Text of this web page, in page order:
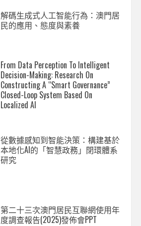
解碼生成式人工智能行為：澳門居
民的應用、態度與素養
From Data Perception To Intelligent
Decision-Making: Research On
Constructing A “Smart Governance”
Closed-Loop System Based On
Localized AI
從數據感知到智能決策：構建基於
本地化AI的「智慧政務」閉環體系
研究
第二十三次澳門居民互聯網使用年
度調查報告(2025)發佈會PPT